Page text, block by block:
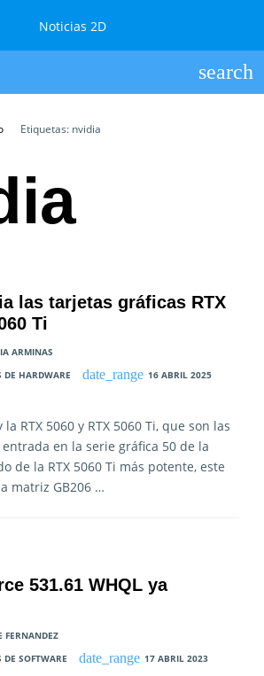
Etiquetas: nvidia
las tarjetas gráficas RTX
Ti
ARMINAS
DE HARDWARE
16 ABRIL 2025
RTX 5060 y RTX 5060 Ti, que son las
en la serie gráfica 50 de la
de la RTX 5060 Ti más potente, este
matriz GB206 …
531.61 WHQL ya
FERNANDEZ
DE SOFTWARE
17 ABRIL 2023